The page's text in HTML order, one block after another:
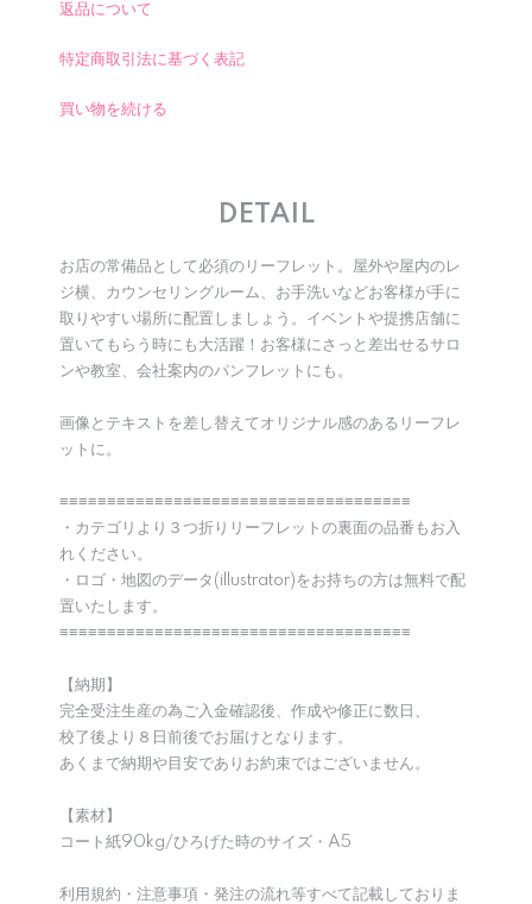
返品について
特定商取引法に基づく表記
買い物を続ける
DETAIL
お店の常備品として必須のリーフレット。屋外や屋内のレ
ジ横、カウンセリングルーム、お手洗いなどお客様が手に
取りやすい場所に配置しましょう。イベントや提携店舗に
置いてもらう時にも大活躍！お客様にさっと差出せるサロ
ンや教室、会社案内のパンフレットにも。
画像とテキストを差し替えてオリジナル感のあるリーフレ
ットに。
≡≡≡≡≡≡≡≡≡≡≡≡≡≡≡≡≡≡≡≡≡≡≡≡≡≡≡≡≡≡≡≡≡≡≡≡≡
・カテゴリより３つ折りリーフレットの裏面の品番もお入
れください。
・ロゴ・地図のデータ(illustrator)をお持ちの方は無料で配
置いたします。
≡≡≡≡≡≡≡≡≡≡≡≡≡≡≡≡≡≡≡≡≡≡≡≡≡≡≡≡≡≡≡≡≡≡≡≡≡
【納期】
完全受注生産の為ご入金確認後、作成や修正に数日、
校了後より８日前後でお届けとなります。
あくまで納期や目安でありお約束ではございません。
【素材】
コート紙90kg/ひろげた時のサイズ・A5
利用規約・注意事項・発注の流れ等すべて記載しておりま